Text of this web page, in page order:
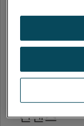
회사 중
Instagram
고 있습니
제품, 서
를 공유하
확인하시
3D 스캐
컨텐츠